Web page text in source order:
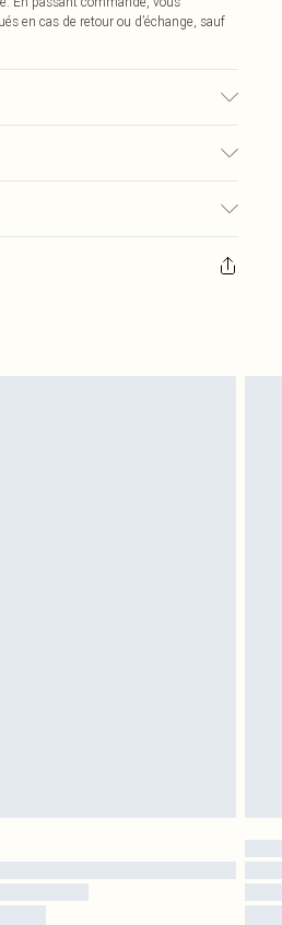
en cas de retour ou d’échange, sauf
€9.99
les bijoux pour piercings, les jouets
matelas, les surmatelas et les